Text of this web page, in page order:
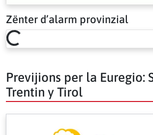
Zënter d’alarm provinzial
Previjions per la Euregio:
Trentin y Tirol